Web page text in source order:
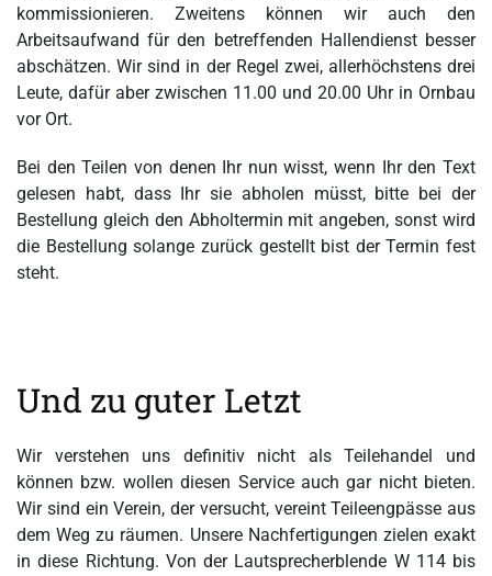
kommissionieren. Zweitens können wir auch den
Arbeitsaufwand für den betreffenden Hallendienst besser
abschätzen. Wir sind in der Regel zwei, allerhöchstens drei
Leute, dafür aber zwischen 11.00 und 20.00 Uhr in Ornbau
vor Ort.
Bei den Teilen von denen Ihr nun wisst, wenn Ihr den Text
gelesen habt, dass Ihr sie abholen müsst, bitte bei der
Bestellung gleich den Abholtermin mit angeben, sonst wird
die Bestellung solange zurück gestellt bist der Termin fest
steht.
Und zu guter Letzt
Wir verstehen uns definitiv nicht als Teilehandel und
können bzw. wollen diesen Service auch gar nicht bieten.
Wir sind ein Verein, der versucht, vereint Teileengpässe aus
dem Weg zu räumen. Unsere Nachfertigungen zielen exakt
in diese Richtung. Von der Lautsprecherblende W 114 bis